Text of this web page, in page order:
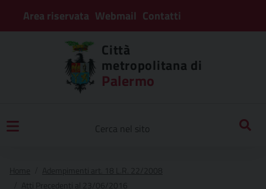
Area riservata Webmail Contatti
Città
metropolitana di
Palermo